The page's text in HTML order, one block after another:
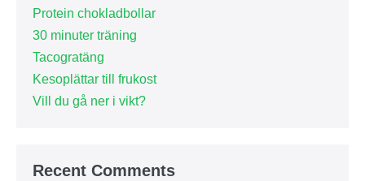
Protein chokladbollar
30 minuter träning
Tacogratäng
Kesoplättar till frukost
Vill du gå ner i vikt?
Recent Comments